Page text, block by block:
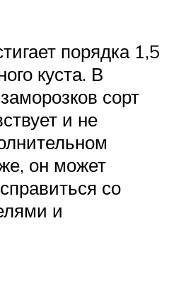
порядка 1,5
куста. В
сорт
и не
он может
со
и